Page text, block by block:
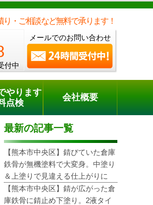
・ご相談など無料で承ります！
付中
メールでのお問い合わせ
まで受付中]
やります
点検
会社概要
最新の記事一覧
【熊本市中央区】錆びていた倉庫
鉄骨が無機塗料で大変身。中塗り
＆上塗りで見違える仕上がりに
【熊本市中央区】錆が広がった倉
庫鉄骨に錆止め下塗り。2液タイ